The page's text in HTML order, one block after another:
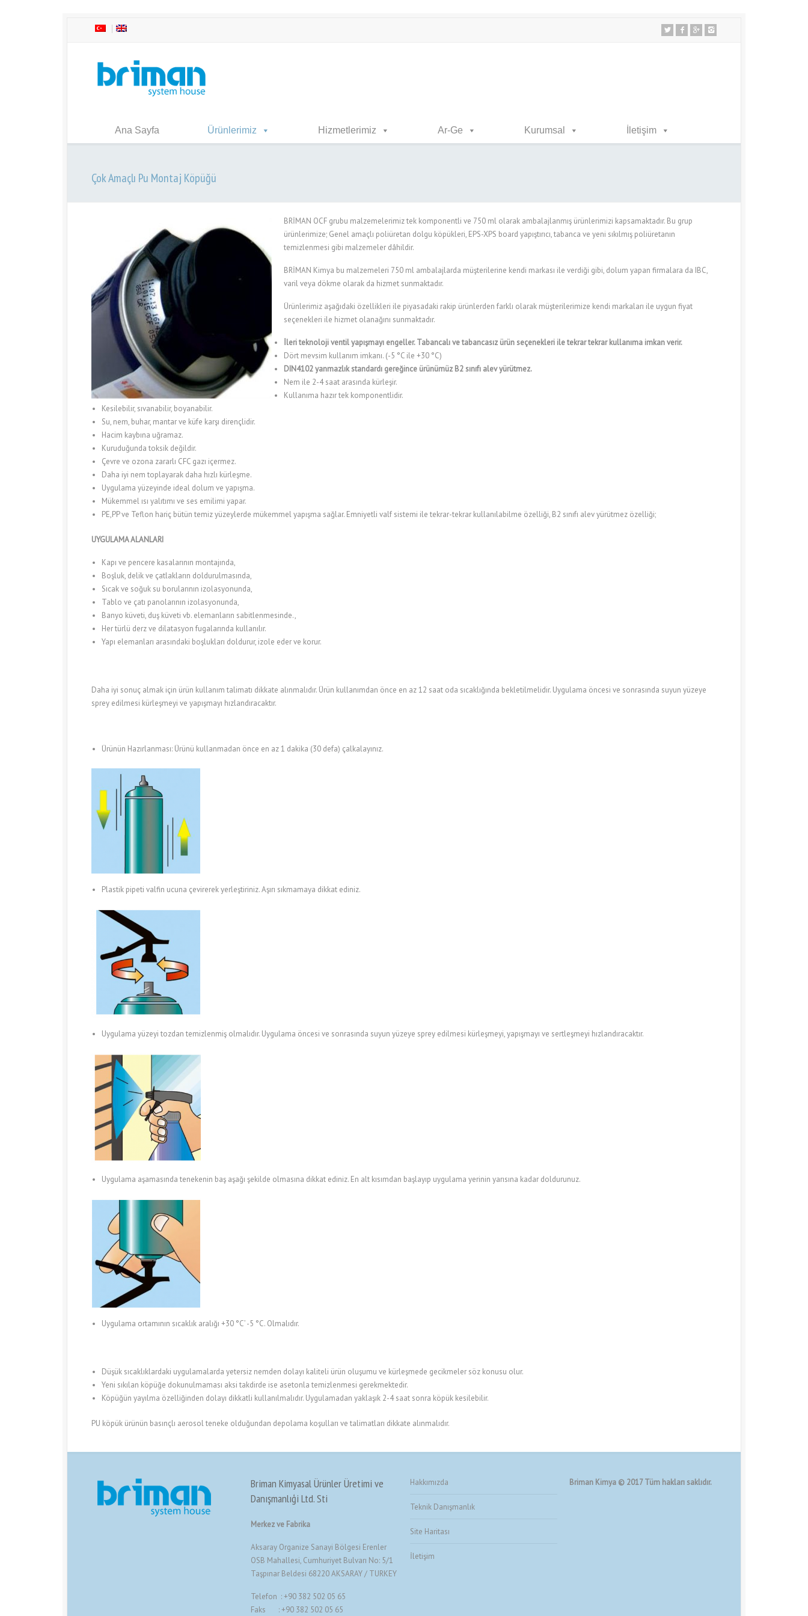
Ana Sayfa Ürünlerimiz Hizmetlerimiz Ar-Ge Kurumsal İletişim
Çok Amaçlı Pu Montaj Köpüğü
BRİMAN OCF grubu malzemelerimiz tek komponentli ve 750 ml olarak ambalajlanmış ürünlerimizi kapsamaktadır. Bu grup
ürünlerimize; Genel amaçlı poliüretan dolgu köpükleri, EPS-XPS board yapıştırıcı, tabanca ve yeni sıkılmış poliüretanın
temizlenmesi gibi malzemeler dâhildir.
BRİMAN Kimya bu malzemeleri 750 ml ambalajlarda müşterilerine kendi markası ile verdiği gibi, dolum yapan firmalara da IBC,
varil veya dökme olarak da hizmet sunmaktadır.
Ürünlerimiz aşağıdaki özellikleri ile piyasadaki rakip ürünlerden farklı olarak müşterilerimize kendi markaları ile uygun fiyat
seçenekleri ile hizmet olanağını sunmaktadır.
İleri teknoloji ventil yapışmayı engeller. Tabancalı ve tabancasız ürün seçenekleri ile tekrar tekrar kullanıma imkan verir.
Dört mevsim kullanım imkanı. (-5 °C ile +30 °C)
DIN4102 yanmazlık standardı gereğince ürünümüz B2 sınıfı alev yürütmez.
Nem ile 2-4 saat arasında kürleşir.
Kullanıma hazır tek komponentlidir.
Kesilebilir, sıvanabilir, boyanabilir.
Su, nem, buhar, mantar ve küfe karşı dirençlidir.
Hacim kaybına uğramaz.
Kuruduğunda toksik değildir.
Çevre ve ozona zararlı CFC gazı içermez.
Daha iyi nem toplayarak daha hızlı kürleşme.
Uygulama yüzeyinde ideal dolum ve yapışma.
Mükemmel ısı yalıtımı ve ses emilimi yapar.
PE,PP ve Teflon hariç bütün temiz yüzeylerde mükemmel yapışma sağlar. Emniyetli valf sistemi ile tekrar-tekrar kullanılabilme özelliği, B2 sınıfı alev yürütmez özelliği;
UYGULAMA ALANLARI
Kapı ve pencere kasalarının montajında,
Boşluk, delik ve çatlakların doldurulmasında,
Sıcak ve soğuk su borularının izolasyonunda,
Tablo ve çatı panolarının izolasyonunda,
Banyo küveti, duş küveti vb. elemanların sabitlenmesinde.,
Her türlü derz ve dilatasyon fugalarında kullanılır.
Yapı elemanları arasındaki boşlukları doldurur, izole eder ve korur.
Daha iyi sonuç almak için ürün kullanım talimatı dikkate alınmalıdır. Ürün kullanımdan önce en az 12 saat oda sıcaklığında bekletilmelidir. Uygulama öncesi ve sonrasında suyun yüzeye
sprey edilmesi kürleşmeyi ve yapışmayı hızlandıracaktır.
Ürünün Hazırlanması: Ürünü kullanmadan önce en az 1 dakika (30 defa) çalkalayınız.
Plastik pipeti valfin ucuna çevirerek yerleştiriniz. Aşırı sıkmamaya dikkat ediniz.
Uygulama yüzeyi tozdan temizlenmiş olmalıdır. Uygulama öncesi ve sonrasında suyun yüzeye sprey edilmesi kürleşmeyi, yapışmayı ve sertleşmeyi hızlandıracaktır.
Uygulama aşamasında tenekenin baş aşağı şekilde olmasına dikkat ediniz. En alt kısımdan başlayıp uygulama yerinin yarısına kadar doldurunuz.
Uygulama ortamının sıcaklık aralığı +30 °C’ -5 °C. Olmalıdır.
Düşük sıcaklıklardaki uygulamalarda yetersiz nemden dolayı kaliteli ürün oluşumu ve kürleşmede gecikmeler söz konusu olur.
Yeni sıkılan köpüğe dokunulmaması aksi takdirde ise asetonla temizlenmesi gerekmektedir.
Köpüğün yayılma özelliğinden dolayı dikkatli kullanılmalıdır. Uygulamadan yaklaşık 2-4 saat sonra köpük kesilebilir.
PU köpük ürünün basınçlı aerosol teneke olduğundan depolama koşulları ve talimatları dikkate alınmalıdır.
Briman Kimyasal Ürünler Üretimi ve
Danışmanlıģi Ltd. Sti
Merkez ve Fabrika
Aksaray Organize Sanayi Bölgesi Erenler
OSB Mahallesi, Cumhuriyet Bulvarı No: 5/1
Taşpınar Beldesi 68220 AKSARAY / TURKEY
Telefon : +90 382 502 05 65
Faks : +90 382 502 05 65
Hakkımızda
Teknik Danışmanlık
Site Haritası
İletişim
Briman Kimya © 2017 Tüm hakları saklıdır.